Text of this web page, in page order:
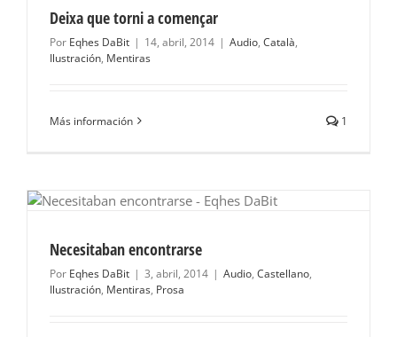
Deixa que torni a començar
Por Eqhes DaBit | 14, abril, 2014 | Audio, Català,
Ilustración, Mentiras
Más información 1
Necesitaban encontrarse
Por Eqhes DaBit | 3, abril, 2014 | Audio, Castellano,
Ilustración, Mentiras, Prosa